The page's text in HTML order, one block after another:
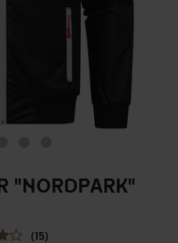
"NORDPARK"
(15)